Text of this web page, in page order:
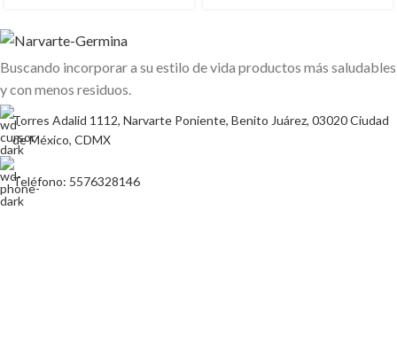
Buscando incorporar a su estilo de vida productos más saludables
y con menos residuos.
Torres Adalid 1112, Narvarte Poniente, Benito Juárez, 03020 Ciudad
de México, CDMX
Teléfono: 5576328146